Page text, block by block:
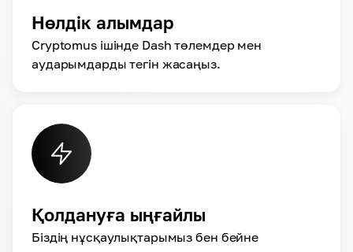
Нөлдік алымдар
Cryptomus ішінде Dash төлемдер мен
аударымдарды тегін жасаңыз.
Қолдануға ыңғайлы
Біздің нұсқаулықтарымыз бен бейне